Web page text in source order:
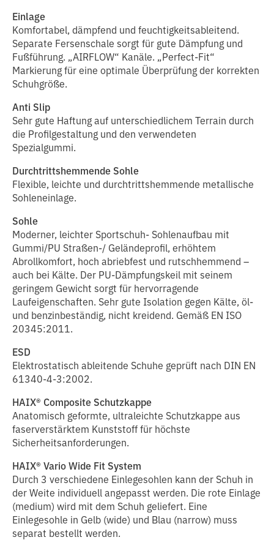
Einlage
Komfortabel, dämpfend und feuchtigkeitsableitend.
Separate Fersenschale sorgt für gute Dämpfung und
Fußführung. „AIRFLOW“ Kanäle. „Perfect-Fit“
Markierung für eine optimale Überprüfung der korrekten
Schuhgröße.
Anti Slip
Sehr gute Haftung auf unterschiedlichem Terrain durch
die Profilgestaltung und den verwendeten
Spezialgummi.
Durchtrittshemmende Sohle
Flexible, leichte und durchtrittshemmende metallische
Sohleneinlage.
Sohle
Moderner, leichter Sportschuh- Sohlenaufbau mit
Gummi/PU Straßen-/ Geländeprofil, erhöhtem
Abrollkomfort, hoch abriebfest und rutschhemmend –
auch bei Kälte. Der PU-Dämpfungskeil mit seinem
geringem Gewicht sorgt für hervorragende
Laufeigenschaften. Sehr gute Isolation gegen Kälte, öl-
und benzinbeständig, nicht kreidend. Gemäß EN ISO
20345:2011.
ESD
Elektrostatisch ableitende Schuhe geprüft nach DIN EN
61340-4-3:2002.
HAIX® Composite Schutzkappe
Anatomisch geformte, ultraleichte Schutzkappe aus
faserverstärktem Kunststoff für höchste
Sicherheitsanforderungen.
HAIX® Vario Wide Fit System
Durch 3 verschiedene Einlegesohlen kann der Schuh in
der Weite individuell angepasst werden. Die rote Einlage
(medium) wird mit dem Schuh geliefert. Eine
Einlegesohle in Gelb (wide) und Blau (narrow) muss
separat bestellt werden.